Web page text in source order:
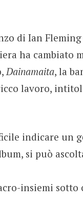
di Ian
ha cambiato
Dainamaita, la
lavoro,
indicare un
si può
insiemi sotto